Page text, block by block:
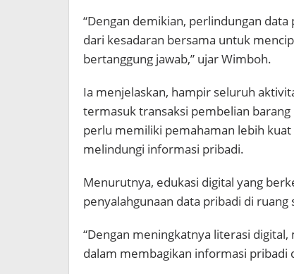
“Dengan demikian, perlindungan
dari kesadaran bersama untuk
bertanggung jawab,” ujar Wimboh.
Ia menjelaskan, hampir seluruh
termasuk transaksi pembelian
perlu memiliki pemahaman lebih
melindungi informasi pribadi.
Menurutnya, edukasi digital yang
penyalahgunaan data pribadi di ruang
“Dengan meningkatnya literasi
dalam membagikan informasi pribadi